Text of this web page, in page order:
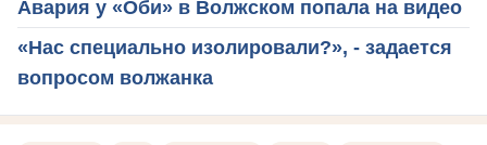
Авария у «Оби» в Волжском попала на видео
«Нас специально изолировали?», - задается
вопросом волжанка